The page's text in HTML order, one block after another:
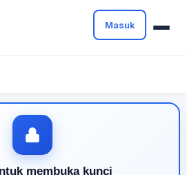
Masuk
membuka kunci
membuka kunci pencocokan